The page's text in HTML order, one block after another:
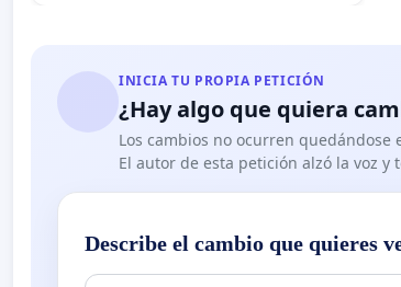
INICIA TU PROPIA PETICIÓN
¿Hay algo que quiera
Los cambios no ocurren quedándose
El autor de esta petición alzó la voz y
Describe el cambio que quieres